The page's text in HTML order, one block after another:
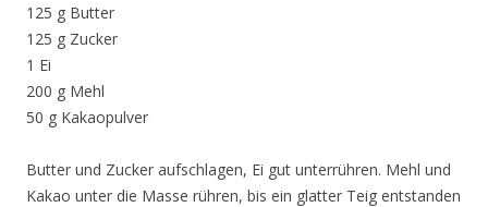
125 g Butter
125 g Zucker
1 Ei
200 g Mehl
50 g Kakaopulver
Butter und Zucker aufschlagen, Ei gut unterrühren. Mehl und
Kakao unter die Masse rühren, bis ein glatter Teig entstanden